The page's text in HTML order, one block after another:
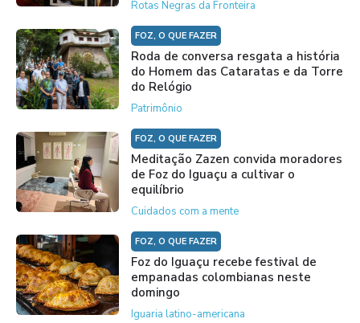
Rotas Negras da Fronteira
FOZ, O QUE FAZER
Roda de conversa resgata a história
do Homem das Cataratas e da Torre
do Relógio
Patrimônio
FOZ, O QUE FAZER
Meditação Zazen convida moradores
de Foz do Iguaçu a cultivar o
equilíbrio
Cuidados com a mente
FOZ, O QUE FAZER
Foz do Iguaçu recebe festival de
empanadas colombianas neste
domingo
Iguaria latino-americana